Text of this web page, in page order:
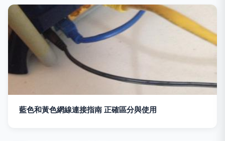
藍色和黃色網線連接指南 正確區分與使用